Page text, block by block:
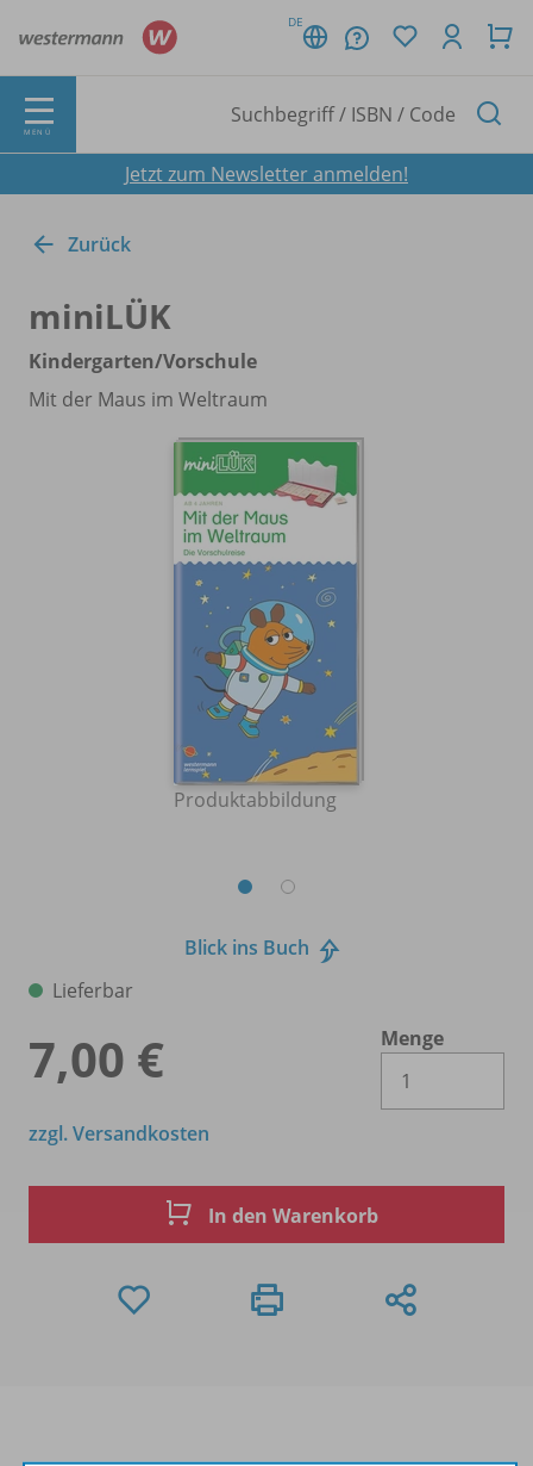
DE
MENÜ
Jetzt zum Newsletter anmelden!
Zurück
miniLÜK
Kindergarten/Vorschule
Mit der Maus im Weltraum
Produktabbildung
Blick ins Buch
Lieferbar
7,00 €
Menge
zzgl. Versandkosten
In den Warenkorb